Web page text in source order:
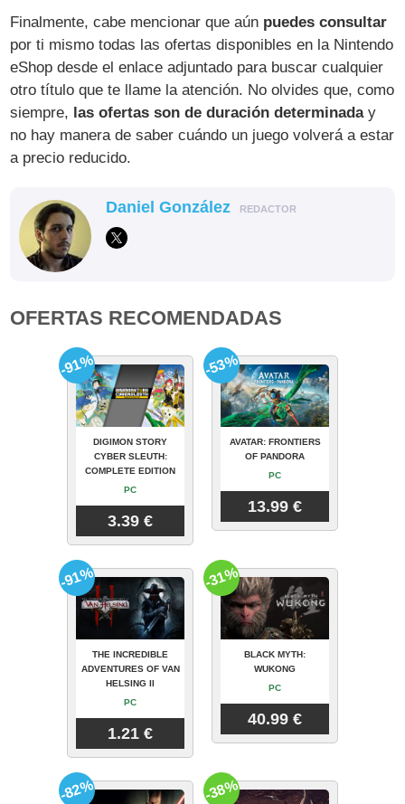
Finalmente, cabe mencionar que aún puedes consultar
por ti mismo todas las ofertas disponibles en la Nintendo
eShop desde el enlace adjuntado para buscar cualquier
otro título que te llame la atención. No olvides que, como
siempre, las ofertas son de duración determinaday
no hay manera de saber cuándo un juego volverá a estar
a precio reducido.
Daniel González REDACTOR
OFERTAS RECOMENDADAS
DIGIMON STORY
CYBER SLEUTH:
COMPLETE EDITION
PC
3.39 €
-91%
AVATAR: FRONTIERS
OF PANDORA
PC
13.99 €
-53%
THE INCREDIBLE
ADVENTURES OF VAN
HELSING II
PC
1.21 €
-91%
BLACK MYTH:
WUKONG
PC
40.99 €
-31%
-82% -38%